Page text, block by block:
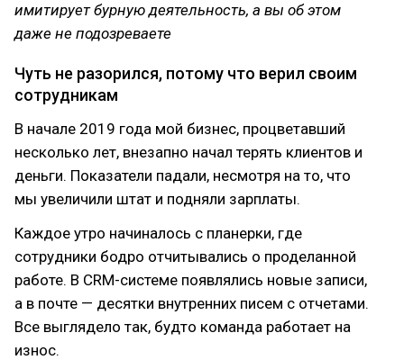
имитирует бурную деятельность, а вы об этом
даже не подозреваете
Чуть не разорился, потому что верил своим
сотрудникам
В начале 2019 года мой бизнес, процветавший
несколько лет, внезапно начал терять клиентов и
деньги. Показатели падали, несмотря на то, что
мы увеличили штат и подняли зарплаты.
Каждое утро начиналось с планерки, где
сотрудники бодро отчитывались о проделанной
работе. В CRM-системе появлялись новые записи,
а в почте — десятки внутренних писем с отчетами.
Все выглядело так, будто команда работает на
износ.